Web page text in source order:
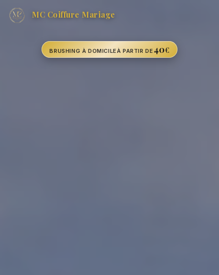
MC Coiffure Mariage
À PARTIR DE 40€
BRUSHING À DOMICILE